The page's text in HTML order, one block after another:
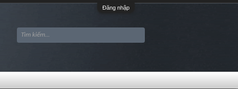
Đăng nhập